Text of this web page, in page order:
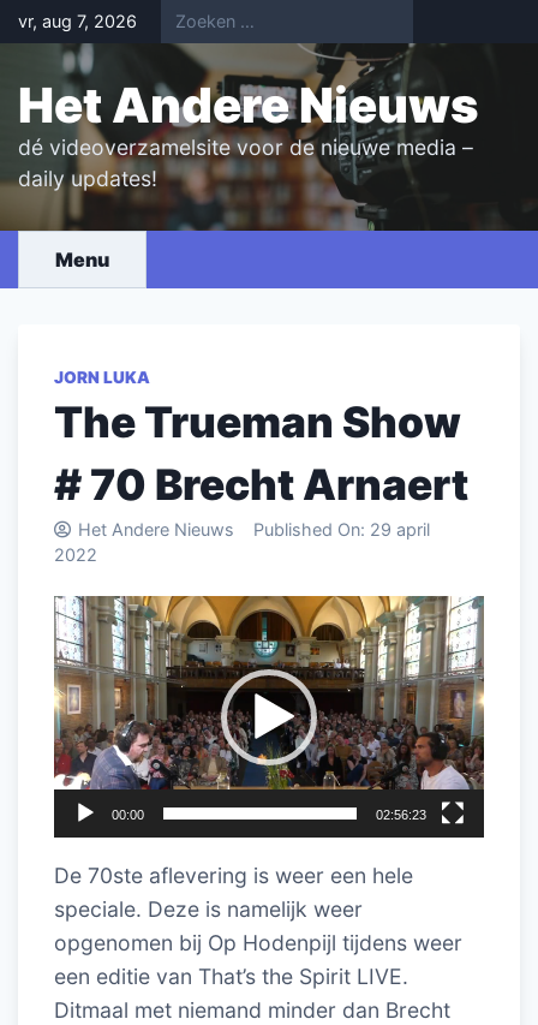
Skip
to
content
vr, aug 7, 2026
Het Andere Nieuws
dé videoverzamelsite voor de nieuwe media –
daily updates!
Menu
JORN LUKA
The Trueman Show
# 70 Brecht Arnaert
Het Andere Nieuws Published On: 29 april
2022
Videospeler
00:00 02:56:23
De 70ste aflevering is weer een hele
speciale. Deze is namelijk weer
opgenomen bij Op Hodenpijl tijdens weer
een editie van That’s the Spirit LIVE.
Ditmaal met niemand minder dan Brecht